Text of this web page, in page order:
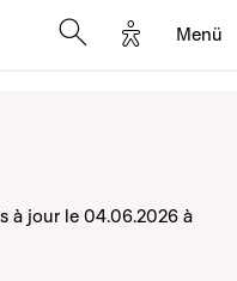
Options
Menü
à jour le 04.06.2026 à